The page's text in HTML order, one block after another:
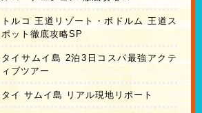
トルコ 王道リゾート・ボドルム 王道ス
ポット徹底攻略SP
タイサムイ島 2泊3日コスパ最強アクテ
ィブツアー
タイ サムイ島 リアル現地リポート